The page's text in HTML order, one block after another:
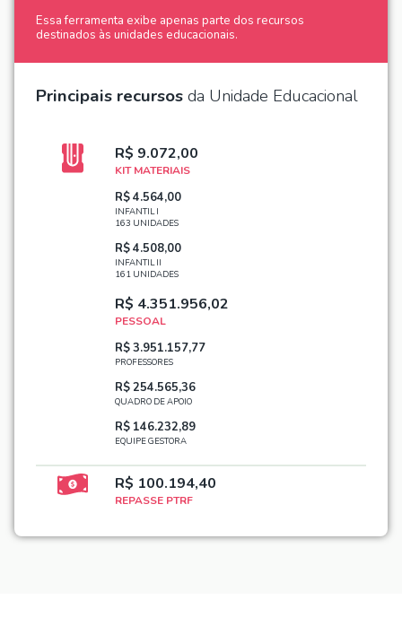
Essa ferramenta exibe apenas parte dos recursos
destinados às unidades educacionais.
Principais recursosda Unidade Educacional
R$ 9.072,00
KIT MATERIAIS
R$ 4.564,00
INFANTIL I
163 UNIDADES
R$ 4.508,00
INFANTIL II
161 UNIDADES
R$ 4.351.956,02
PESSOAL
R$ 3.951.157,77
PROFESSORES
R$ 254.565,36
QUADRO DE APOIO
R$ 146.232,89
EQUIPE GESTORA
R$ 100.194,40
REPASSE PTRF